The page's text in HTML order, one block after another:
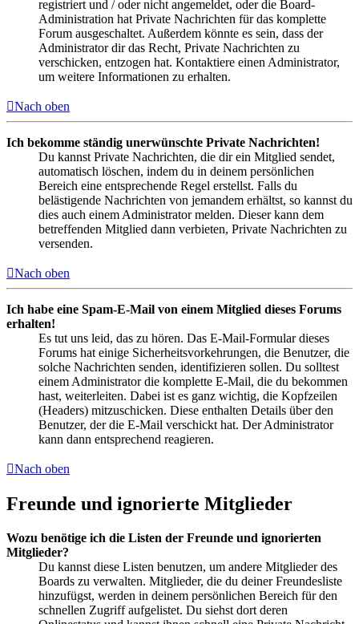
registriert und / oder nicht angemeldet, oder die Board-
Administration hat Private Nachrichten für das komplette
Forum ausgeschaltet. Außerdem könnte es sein, dass der
Administrator dir das Recht, Private Nachrichten zu
verschicken, entzogen hat. Kontaktiere einen Administrator,
um weitere Informationen zu erhalten.
Nach oben
Ich bekomme ständig unerwünschte Private Nachrichten!
Du kannst Private Nachrichten, die dir ein Mitglied sendet,
automatisch löschen, indem du in deinem persönlichen
Bereich eine entsprechende Regel erstellst. Falls du
belästigende Nachrichten von jemandem erhältst, so kannst du
dies auch einem Administrator melden. Dieser kann dem
betreffenden Mitglied dann verbieten, Private Nachrichten zu
versenden.
Nach oben
Ich habe eine Spam-E-Mail von einem Mitglied dieses Forums
erhalten!
Es tut uns leid, das zu hören. Das E-Mail-Formular dieses
Forums hat einige Sicherheitsvorkehrungen, die Benutzer, die
solche Nachrichten senden, identifizieren sollen. Du solltest
einem Administrator die komplette E-Mail, die du bekommen
hast, weiterleiten. Dabei ist es ganz wichtig, die Kopfzeilen
(Headers) mitzuschicken. Diese enthalten Details über den
Benutzer, der die E-Mail verschickt hat. Der Administrator
kann dann entsprechend reagieren.
Nach oben
Freunde und ignorierte Mitglieder
Wozu benötige ich die Listen der Freunde und ignorierten
Mitglieder?
Du kannst diese Listen benutzen, um andere Mitglieder des
Boards zu verwalten. Mitglieder, die du deiner Freundesliste
hinzufügst, werden in deinem persönlichen Bereich für den
schnellen Zugriff aufgelistet. Du siehst dort deren